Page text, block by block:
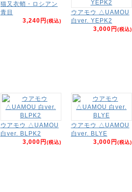
猫又衣蛸・ロシアン
青目
3,240円(税込)
ウアモウ △UAMOU
白ver. YEPK2
3,000円(税込)
ウアモウ △UAMOU
白ver. BLPK2
3,000円(税込)
ウアモウ △UAMOU
白ver. BLYE
3,000円(税込)